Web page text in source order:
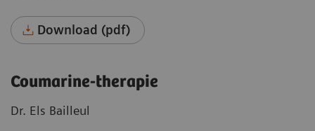
Download (pdf)
Coumarine-therapie
Dr. Els Bailleul